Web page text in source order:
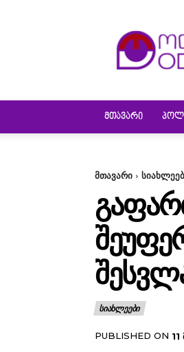
ᲛᲗᲐᲕᲐᲠᲘ
მთავარი
ᲡᲘᲐᲮᲚᲔᲔᲑᲘ
PUBLISHED ON